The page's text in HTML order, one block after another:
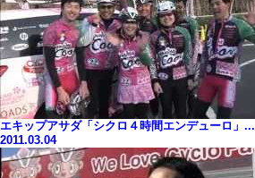
エキップアサダ「シクロ４時間エンデューロ」...
2011.03.04